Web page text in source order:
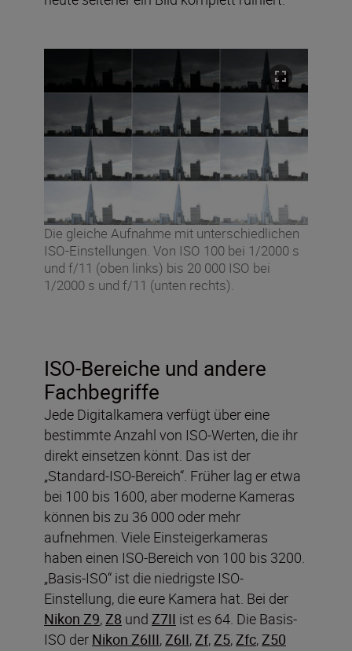
Die gleiche Aufnahme mit unterschiedlichen
ISO-Einstellungen. Von ISO 100 bei 1/2000 s
und f/11 (oben links) bis 20 000 ISO bei
1/2000 s und f/11 (unten rechts).
ISO-Bereiche und andere
Fachbegriffe
Jede Digitalkamera verfügt über eine
bestimmte Anzahl von ISO-Werten, die ihr
direkt einsetzen könnt. Das ist der
„Standard-ISO-Bereich“. Früher lag er etwa
bei 100 bis 1600, aber moderne Kameras
können bis zu 36 000 oder mehr
aufnehmen. Viele Einsteigerkameras
haben einen ISO-Bereich von 100 bis 3200.
„Basis-ISO“ ist die niedrigste ISO-
Einstellung, die eure Kamera hat. Bei der
Nikon Z9, Z8 und Z7II ist es 64. Die Basis-
ISO der Nikon Z6III, Z6II, Zf, Z5, Zfc, Z50